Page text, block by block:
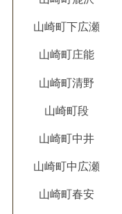
山崎町下広瀬
山崎町庄能
山崎町清野
山崎町段
山崎町中井
山崎町中広瀬
山崎町春安